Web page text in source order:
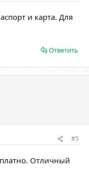
и карта. Для
Ответить
#5
Отличный